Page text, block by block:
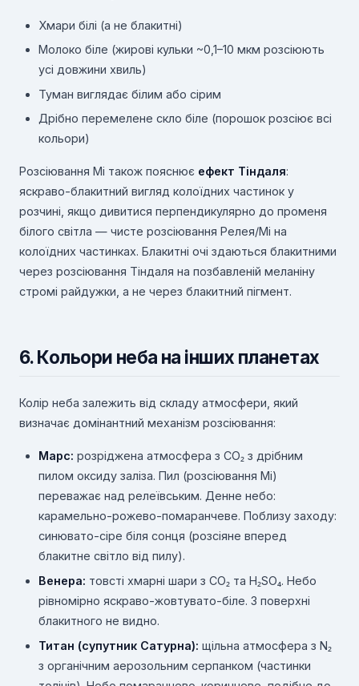
Хмари білі (а не блакитні)
Молоко біле (жирові кульки ~0,1–10 мкм розсіюють
усі довжини хвиль)
Туман виглядає білим або сірим
Дрібно перемелене скло біле (порошок розсіює всі
кольори)
Розсіювання Мі також пояснює ефект Тіндаля:
яскраво-блакитний вигляд колоїдних частинок у
розчині, якщо дивитися перпендикулярно до променя
білого світла — чисте розсіювання Релея/Мі на
колоїдних частинках. Блакитні очі здаються блакитними
через розсіювання Тіндаля на позбавленій меланіну
стромі райдужки, а не через блакитний пігмент.
6. Кольори неба на інших планетах
Колір неба залежить від складу атмосфери, який
визначає домінантний механізм розсіювання:
Марс: розріджена атмосфера з CO₂ з дрібним
пилом оксиду заліза. Пил (розсіювання Мі)
переважає над релеївським. Денне небо:
карамельно-рожево-помаранчеве. Поблизу заходу:
синювато-сіре біля сонця (розсіяне вперед
блакитне світло від пилу).
Венера: товсті хмарні шари з CO₂ та H₂SO₄. Небо
рівномірно яскраво-жовтувато-біле. З поверхні
блакитного не видно.
Титан (супутник Сатурна): щільна атмосфера з N₂
з органічним аерозольним серпанком (частинки